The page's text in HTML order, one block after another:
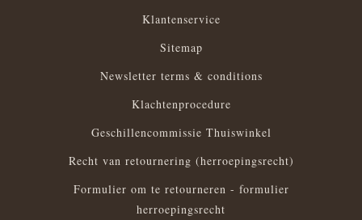
Klantenservice
Sitemap
Newsletter terms & conditions
Klachtenprocedure
Geschillencommissie Thuiswinkel
Recht van retournering (herroepingsrecht)
Formulier om te retourneren - formulier
herroepingsrecht